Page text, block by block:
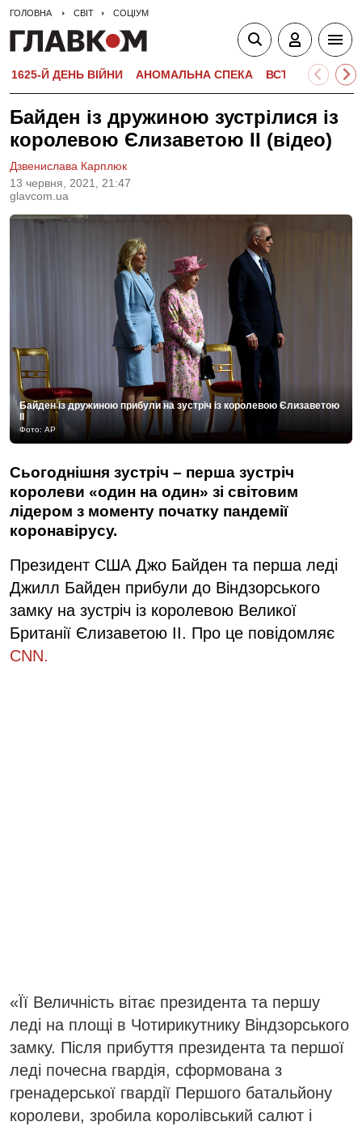
ГОЛОВНА СВІТ СОЦІУМ
1625-Й ДЕНЬ ВІЙНИ АНОМАЛЬНА СПЕКА ВСТУПНА
Байден із дружиною зустрілися із
королевою Єлизаветою II (відео)
13 червня, 2021, 21:47
glavcom.ua
Дзвенислава Карплюк
Байден із дружиною прибули на зустріч із королевою Єлизаветою
II
Фото: АР
Сьогоднішня зустріч – перша зустріч
королеви «один на один» зі світовим
лідером з моменту початку пандемії
коронавірусу.
Президент США Джо Байден та перша леді
Джилл Байден прибули до Віндзорського
замку на зустріч із королевою Великої
Британії Єлизаветою II. Про це повідомляє
CNN.
«Її Величність вітає президента та першу
леді на площі в Чотирикутнику Віндзорського
замку. Після прибуття президента та першої
леді почесна гвардія, сформована з
гренадерської гвардії Першого батальйону
королеви, зробила королівський салют і